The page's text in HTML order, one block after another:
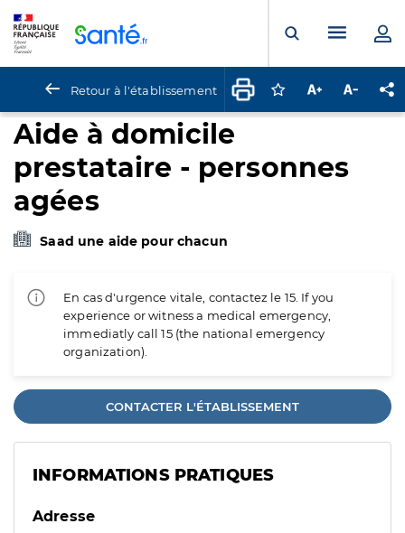
Ouvrir laMenu
Retour à l'établissement Connectez-vous
Augmenter la
Aide à domicile
prestataire - personnes
agées
Saad une aide pour chacun
En cas d'urgence vitale, contactez le 15. If you
experience or witness a medical emergency,
immediatly call 15 (the national emergency
organization).
CONTACTER L'ÉTABLISSEMENT
INFORMATIONS PRATIQUES
Adresse